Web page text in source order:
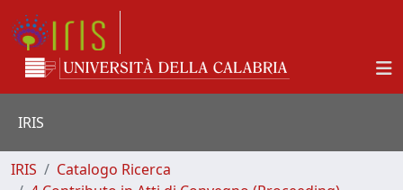
IRIS
IRIS
Catalogo Ricerca